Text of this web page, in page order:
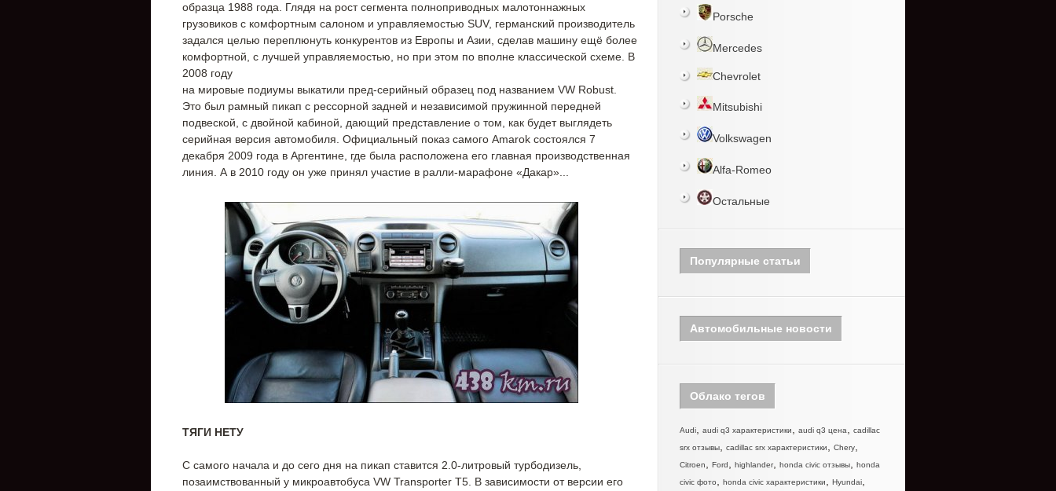
образца 1988 года. Глядя на рост сегмента полноприводных малотоннажных
грузовиков с комфортным салоном и управляемостью SUV, германский производитель
задался целью переплюнуть конкурентов из Европы и Азии, сделав машину ещё более
комфортной, с лучшей управляемостью, но при этом по вполне классической схеме. В
2008 году
на мировые подиумы выкатили пред-серийный образец под названием VW Robust.
Это был рамный пикап с рессорной задней и независимой пружинной передней
подвеской, с двойной кабиной, дающий представление о том, как будет выглядеть
серийная версия автомобиля. Официальный показ самого Amarok состоялся 7
декабря 2009 года в Аргентине, где была расположена его главная производственная
линия. А в 2010 году он уже принял участие в ралли-марафоне «Дакар»...
ТЯГИ НЕТУ
С самого начала и до сего дня на пикап ставится 2.0-литровый турбодизель,
позаимствованный у микроавтобуса VW Transporter Т5. В зависимости от версии его
Porsche
Mercedes
Chevrolet
Mitsubishi
Volkswagen
Alfa-Romeo
Остальные
Популярные статьи
Автомобильные новости
Облако тегов
Audi audi q3 характеристики audi q3 цена
cadillac
srx отзывы
cadillac srx характеристики Chery
Citroen Ford highlander, honda civic отзывы
honda
civic фото
honda civic характеристики Hyundai